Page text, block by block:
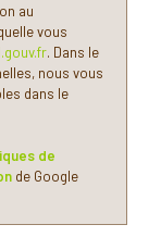
au
vous
. Dans le
nous vous
dans le
de
de Google